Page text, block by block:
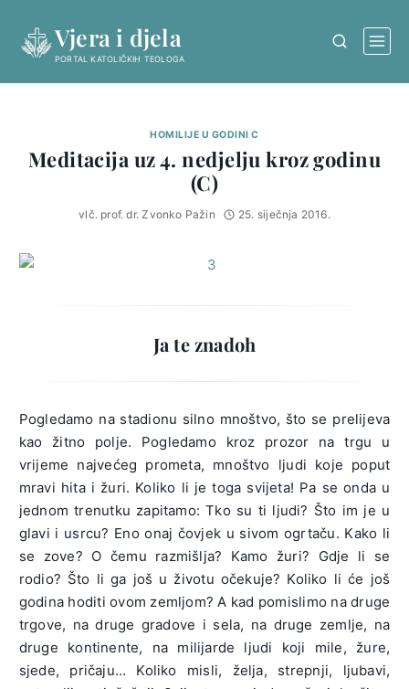
content
Vjera i djela
PORTAL KATOLIČKIH TEOLOGA
HOMILIJE U GODINI C
Meditacija uz 4. nedjelju kroz godinu
(C)
vlč. prof. dr. Zvonko Pažin 25. siječnja 2016.
Ja te znadoh
Pogledamo na stadionu silno mnoštvo, što se prelijeva
kao žitno polje. Pogledamo kroz prozor na trgu u
vrijeme najvećeg prometa, mnoštvo ljudi koje poput
mravi hita i žuri. Koliko li je toga svijeta! Pa se onda u
jednom trenutku zapitamo: Tko su ti ljudi? Što im je u
glavi i usrcu? Eno onaj čovjek u sivom ogrtaču. Kako li
se zove? O čemu razmišlja? Kamo žuri? Gdje li se
rodio? Što li ga još u životu očekuje? Koliko li će još
godina hoditi ovom zemljom? A kad pomislimo na druge
trgove, na druge gradove i sela, na druge zemlje, na
druge kontinente, na milijarde ljudi koji mile, žure,
sjede, pričaju… Koliko misli, želja, strepnji, ljubavi,